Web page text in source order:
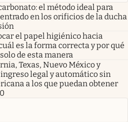
el método ideal para
en los orificios de la ducha
el papel higiénico hacia
es la forma correcta y por qué
de esta manera
Texas, Nuevo México y
legal y automático sin
a los que puedan obtener